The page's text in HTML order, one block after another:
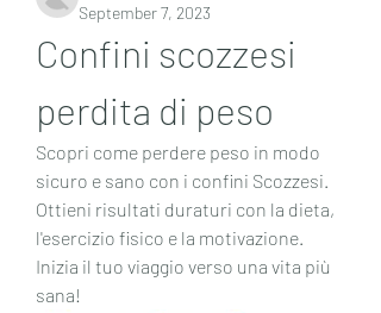
September 7, 2023
Confini scozzesi
perdita di peso
Scopri come perdere peso in modo
sicuro e sano con i confini Scozzesi.
Ottieni risultati duraturi con la dieta,
l'esercizio fisico e la motivazione.
Inizia il tuo viaggio verso una vita più
sana!